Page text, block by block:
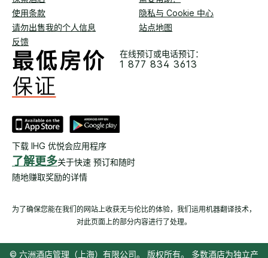
使用条款
隐私与 Cookie 中心
请勿出售我的个人信息
站点地图
反馈
在线预订或电话预订：
1 877 834 3613
下载 IHG 优悦会应用程序
了解更多关于快速 预订和随时
随地赚取奖励的详情
为了确保您能在我们的网站上收获无与伦比的体验，我们运用机器翻译技术，
对此页面上的部分内容进行了处理。
© 六洲酒店管理（上海）有限公司。 版权所有。 多数酒店为独立产